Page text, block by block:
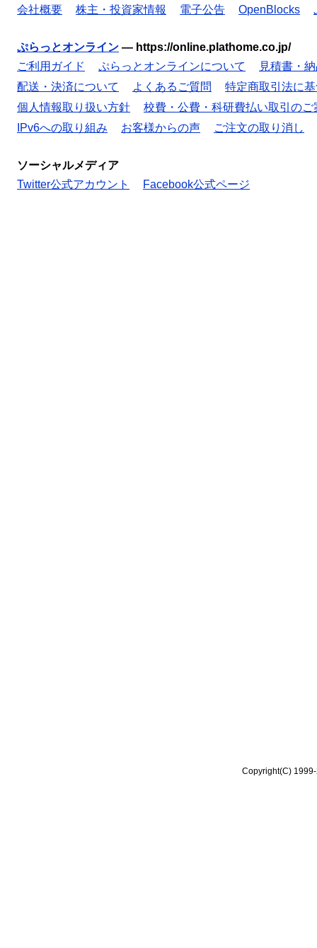
会社概要 株主・投資家情報 電子公告 OpenBlocks
ぷらっとオンライン — https://online.plathome.co.jp/
ご利用ガイド
ぷらっとオンラインについて
見積書・
配送・決済について
よくあるご質問
特定商取引法に
個人情報取り扱い方針
校費・公費・科研費払い取引のご
IPv6への取り組み
お客様からの声 ご注文の取り消し
ソーシャルメディア
Twitter公式アカウント
Facebook公式ページ
Copyright(C)